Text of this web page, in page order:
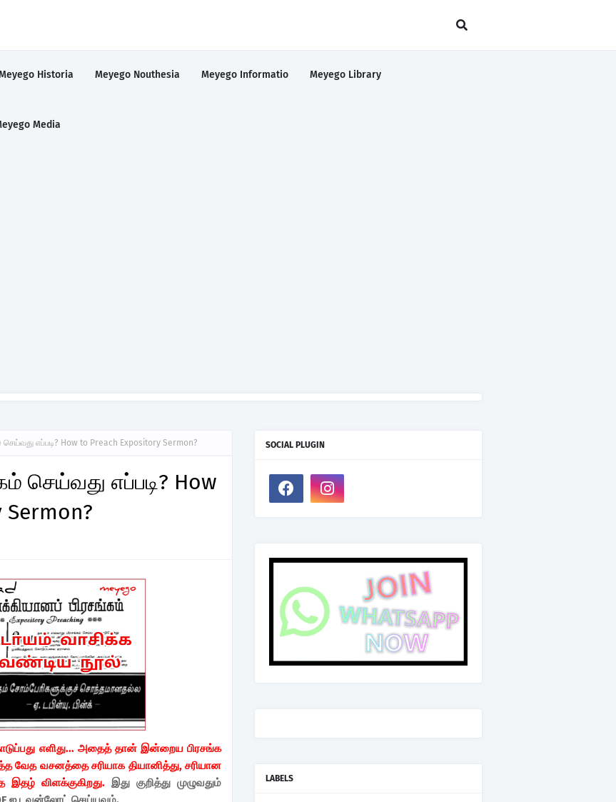
Historia Meyego Nouthesia Meyego Informatio Meyego Library
Media
செய்வது எப்படி? How to Preach Expository Sermon?
செய்வது எப்படி? How
எளிது... அதைத் தான் இன்றைய பிரசங்க
வேத வசனத்தை சரியாக தியானித்து, சரியான
இதழ் விளக்குகிறது. இது குறித்து முழுவதும்
SOCIAL PLUGIN
LABELS